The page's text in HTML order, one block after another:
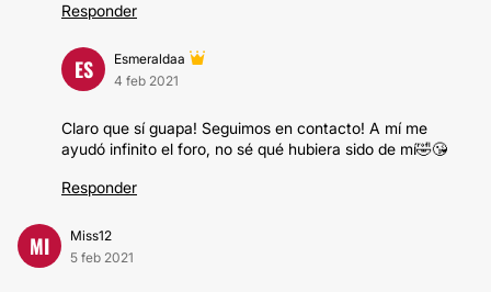
Responder
ES
Esmeraldaa
4 feb 2021
Claro que sí guapa! Seguimos en contacto! A mí me
ayudó infinito el foro, no sé qué hubiera sido de mí🤣😘
Responder
MI
Miss12
5 feb 2021